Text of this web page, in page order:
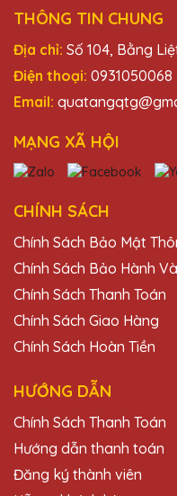
27/11/2025
Rất hài lòng
Quà Tặng
Dương Văn
27/11/2025
Chất lượng
tiếp tục ủng
27/11/2025
tượng với
Bùi Văn Tài
THÔNG TIN CHUNG
Địa chỉ: Số 104, Bằng
Điện thoại: 0931050068
Email:
MẠNG XÃ HỘI
CHÍNH SÁCH
Chính Sách Bảo Mật
Chính Sách Bảo Hành
Chính Sách Thanh Toán
Chính Sách Giao Hàng
Chính Sách Hoàn Tiền
HƯỚNG DẪN
Chính Sách Thanh Toán
Hướng dẫn thanh toán
Đăng ký thành viên